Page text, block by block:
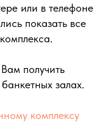
или в телефоне
показать все
получить
залах.
комплексу